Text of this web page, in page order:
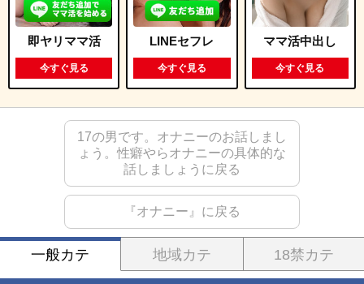
即ヤリママ活
今すぐ見る
LINEセフレ
今すぐ見る
ママ活中出し
今すぐ見る
17の男です。オナニーのお話しまし
ょう。性癖やらオナニーの具体的な
話しましょうに戻る
『オナニー』に戻る
一般カテ 地域カテ 18禁カテ